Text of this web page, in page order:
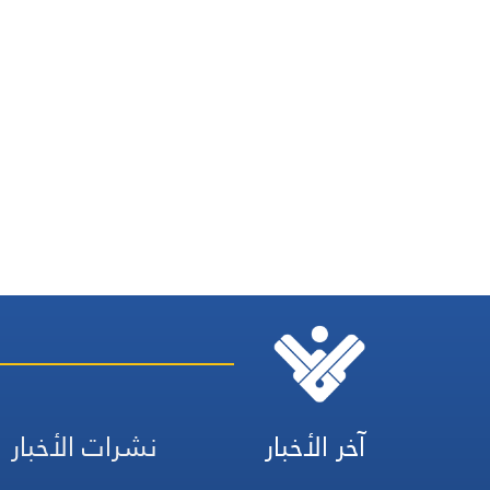
آخر الأخبار نشرات الأخبار